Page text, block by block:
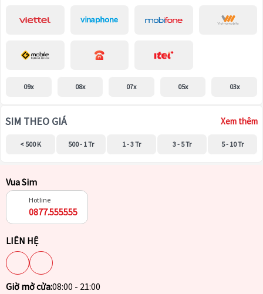
09x 08x 07x 05x 03x
SIM THEO GIÁ Xem thêm
< 500 K 500 - 1 Tr 1 - 3 Tr 3 - 5 Tr 5 - 10 Tr
Vua Sim
Hotline
0877.555555
LIÊN HỆ
Giờ mở cửa:08:00 - 21:00